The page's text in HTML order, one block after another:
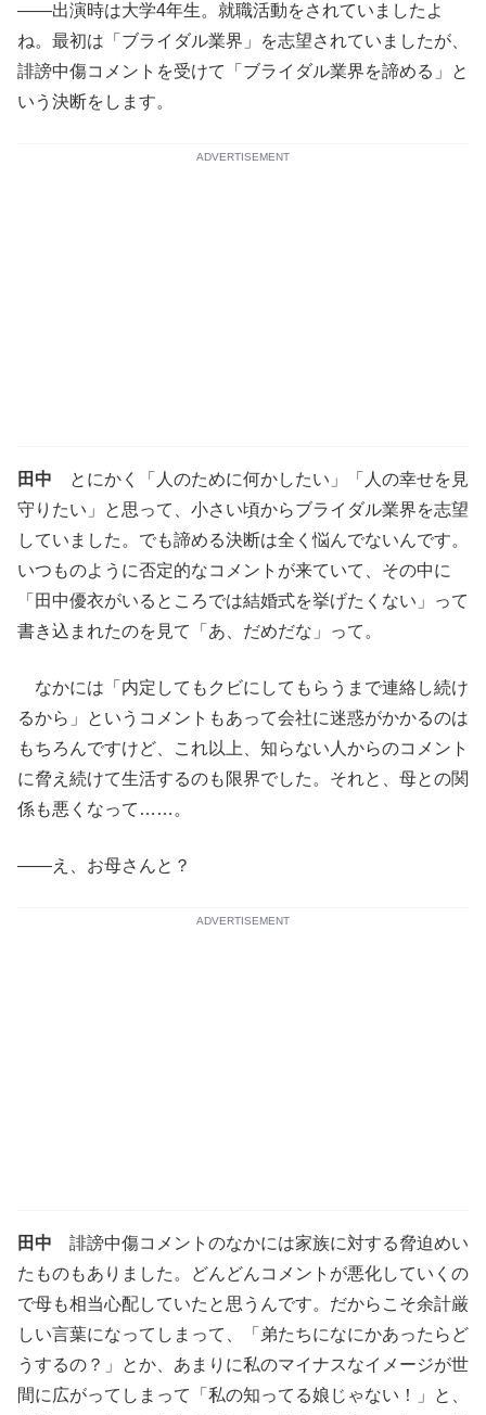
――出演時は大学4年生。就職活動をされていましたよ
ね。最初は「ブライダル業界」を志望されていましたが、
誹謗中傷コメントを受けて「ブライダル業界を諦める」と
いう決断をします。
ADVERTISEMENT
田中 とにかく「人のために何かしたい」「人の幸せを見
守りたい」と思って、小さい頃からブライダル業界を志望
していました。でも諦める決断は全く悩んでないんです。
いつものように否定的なコメントが来ていて、その中に
「田中優衣がいるところでは結婚式を挙げたくない」って
書き込まれたのを見て「あ、だめだな」って。
なかには「内定してもクビにしてもらうまで連絡し続け
るから」というコメントもあって会社に迷惑がかかるのは
もちろんですけど、これ以上、知らない人からのコメント
に脅え続けて生活するのも限界でした。それと、母との関
係も悪くなって……。
――え、お母さんと？
ADVERTISEMENT
田中 誹謗中傷コメントのなかには家族に対する脅迫めい
たものもありました。どんどんコメントが悪化していくの
で母も相当心配していたと思うんです。だからこそ余計厳
しい言葉になってしまって、「弟たちになにかあったらど
うするの？」とか、あまりに私のマイナスなイメージが世
間に広がってしまって「私の知ってる娘じゃない！」と、